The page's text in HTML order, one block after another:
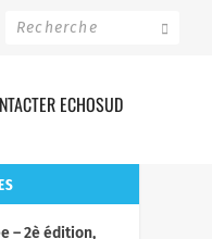
ECHOSUD
– 2è édition,